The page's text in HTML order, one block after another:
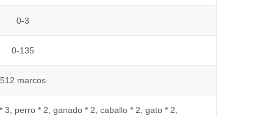
0-3
0-135
512 marcos
perro * 2, ganado * 2, caballo * 2, gato * 2,